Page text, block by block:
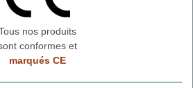
nos produits
conformes et
marqués CE